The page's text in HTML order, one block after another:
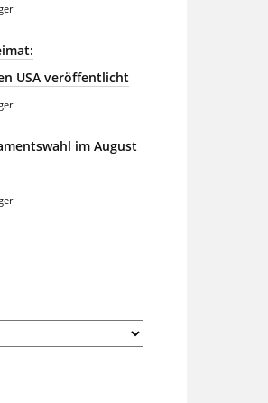
USA veröffentlicht
im August